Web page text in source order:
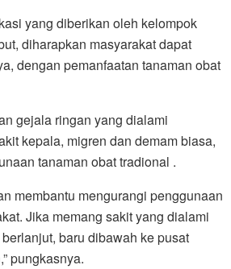
yang diberikan oleh kelompok
diharapkan masyarakat dapat
dengan pemanfaatan tanaman obat
gejala ringan yang dialami
kepala, migren dan demam biasa,
tanaman obat tradional .
membantu mengurangi penggunaan
Jika memang sakit yang dialami
baru dibawah ke pusat
pungkasnya.